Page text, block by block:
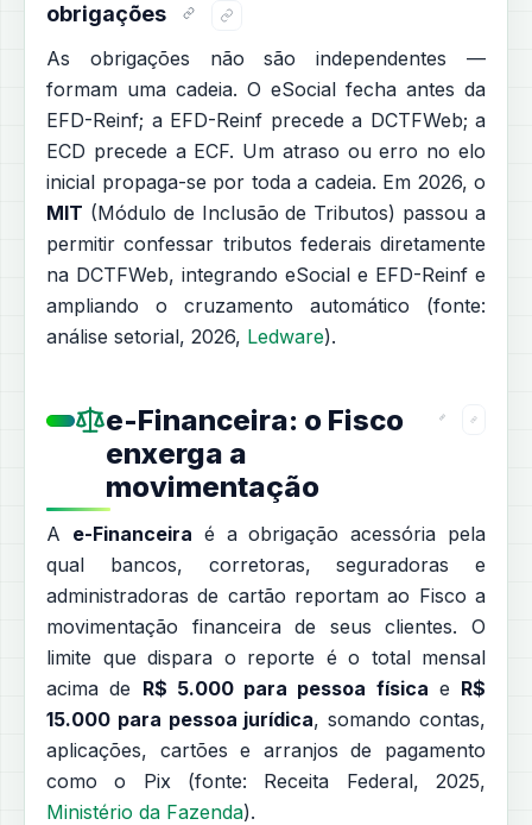
obrigações
As obrigações não são independentes —
formam uma cadeia. O eSocial fecha antes da
EFD-Reinf; a EFD-Reinf precede a DCTFWeb; a
ECD precede a ECF. Um atraso ou erro no elo
inicial propaga-se por toda a cadeia. Em 2026, o
MIT (Módulo de Inclusão de Tributos) passou a
permitir confessar tributos federais diretamente
na DCTFWeb, integrando eSocial e EFD-Reinf e
ampliando o cruzamento automático (fonte:
análise setorial, 2026, Ledware).
e-Financeira: o Fisco
enxerga a
movimentação
A e-Financeira é a obrigação acessória pela
qual bancos, corretoras, seguradoras e
administradoras de cartão reportam ao Fisco a
movimentação financeira de seus clientes. O
limite que dispara o reporte é o total mensal
acima de R$ 5.000 para pessoa física e R$
15.000 para pessoa jurídica, somando contas,
aplicações, cartões e arranjos de pagamento
como o Pix (fonte: Receita Federal, 2025,
Ministério da Fazenda).